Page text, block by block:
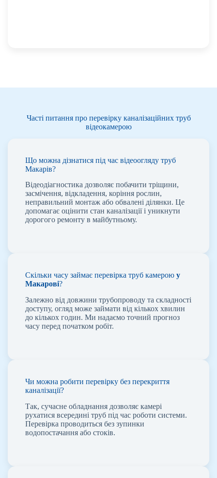
Часті питання про перевірку каналізаційних труб
відеокамерою
Що можна дізнатися під час відеоогляду труб
Макарів?
Відеодіагностика дозволяє побачити тріщини,
засмічення, відкладення, коріння рослин,
неправильний монтаж або обвалені ділянки. Це
допомагає оцінити стан каналізації і уникнути
дорогого ремонту в майбутньому.
Скільки часу займає перевірка труб камерою у
Макарові?
Залежно від довжини трубопроводу та складності
доступу, огляд може займати від кількох хвилин
до кількох годин. Ми надаємо точний прогноз
часу перед початком робіт.
Чи можна робити перевірку без перекриття
каналізації?
Так, сучасне обладнання дозволяє камері
рухатися всередині труб під час роботи системи.
Перевірка проводиться без зупинки
водопостачання або стоків.